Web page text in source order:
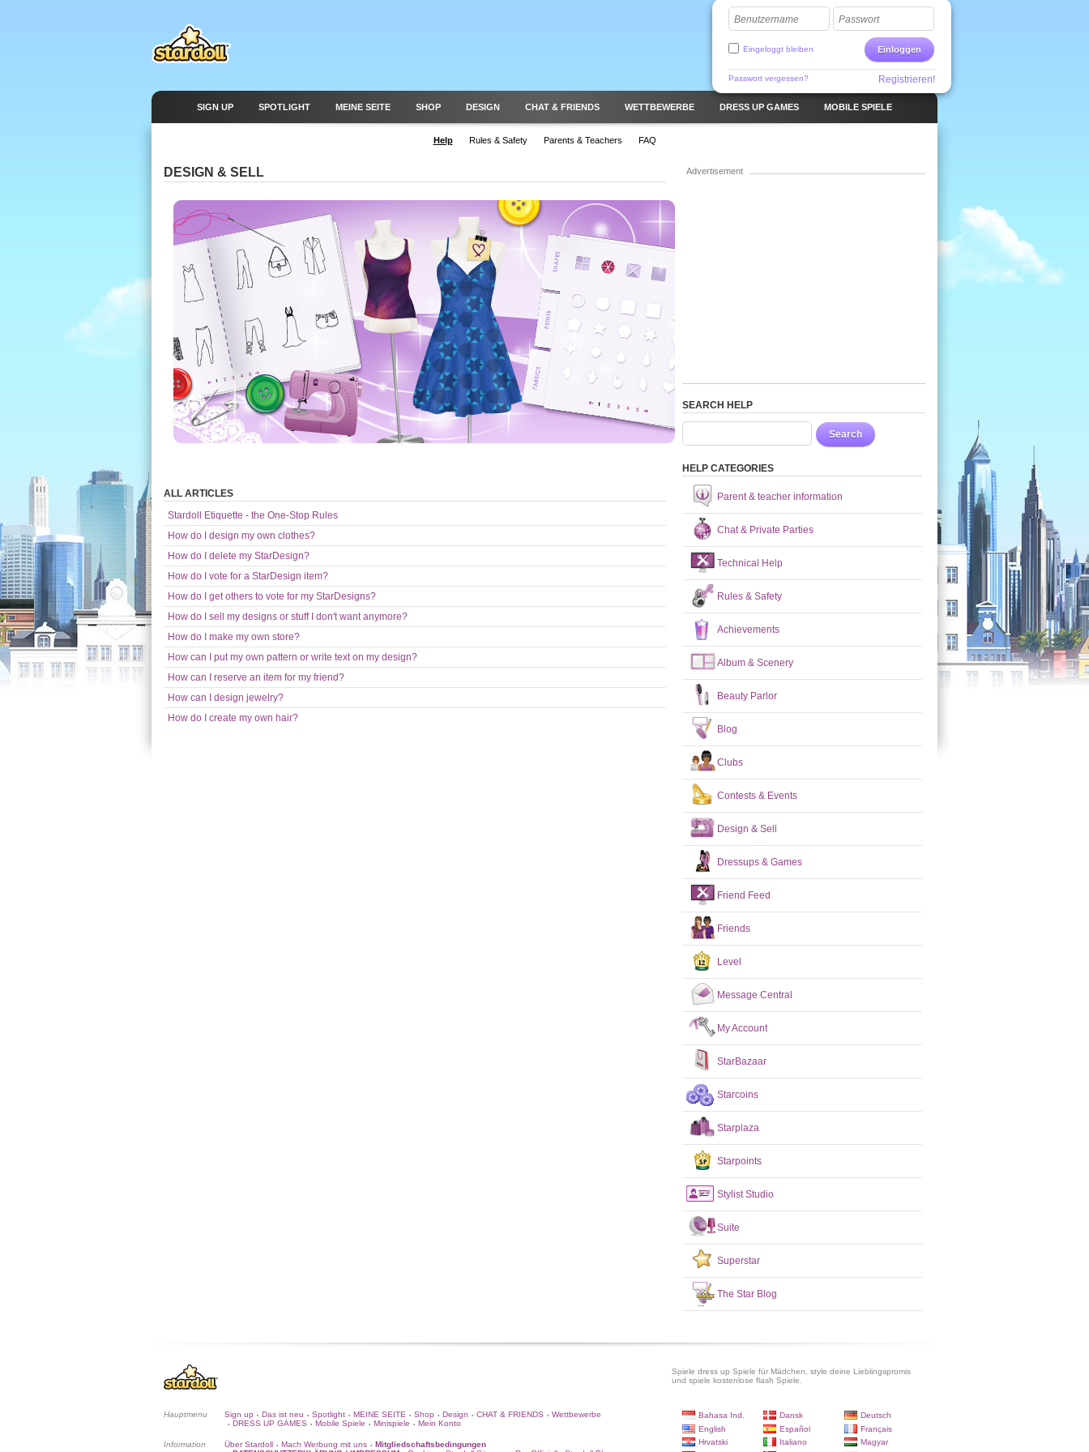
Benutzername Passwort
Einloggen
Eingeloggt bleiben
Passwort vergessen? Registrieren!
SIGN UP SPOTLIGHT MEINE SEITE SHOP DESIGN CHAT & FRIENDS WETTBEWERBE DRESS UP GAMES MOBILE SPIELE
Help Rules & Safety Parents & Teachers FAQ
DESIGN & SELL
ALL ARTICLES
Stardoll Etiquette - the One-Stop Rules
How do I design my own clothes?
How do I delete my StarDesign?
How do I vote for a StarDesign item?
How do I get others to vote for my StarDesigns?
How do I sell my designs or stuff I don't want anymore?
How do I make my own store?
How can I put my own pattern or write text on my design?
How can I reserve an item for my friend?
How can I design jewelry?
How do I create my own hair?
Advertisement
SEARCH HELP
Search
HELP CATEGORIES
Parent & teacher information
Chat & Private Parties
Technical Help
Rules & Safety
Achievements
Album & Scenery
Beauty Parlor
Blog
Clubs
Contests & Events
Design & Sell
Dressups & Games
Friend Feed
Friends
Level
Message Central
My Account
StarBazaar
Starcoins
Starplaza
Starpoints
Stylist Studio
Suite
Superstar
The Star Blog
Spiele dress up Spiele für Mädchen, style deine Lieblingspromis
und spiele kostenlose flash Spiele.
Hauptmenu Sign up • Das ist neu • Spotlight • MEINE SEITE • Shop • Design • CHAT & FRIENDS • Wettbewerbe
• DRESS UP GAMES • Mobile Spiele • Minispiele • Mein Konto
Information Über Stardoll • Mach Werbung mit uns • Mitgliedschaftsbedingungen
Bahasa Ind. Dansk
Deutsch
English
Español
Français
Hrvatski
Italiano
Magyar